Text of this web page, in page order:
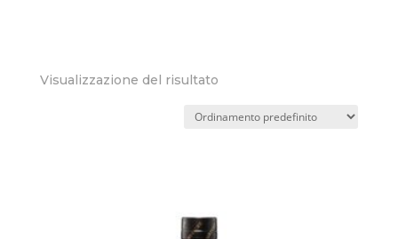
Visualizzazione del risultato